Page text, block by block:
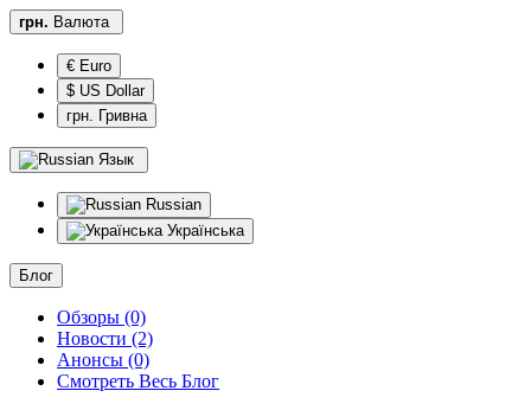
грн. Валюта
€ Euro
$ US Dollar
грн. Гривна
Язык
Russian
Українська
Блог
Обзоры (0)
Новости (2)
Анонсы (0)
Смотреть Весь Блог